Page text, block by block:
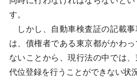
す。
しかし、自動車検査証の記載事
は、債権者である東京都がかわ
ないことから、現行法の中では
代位登録を行うことができない状